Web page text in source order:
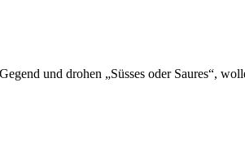
und drohen „Süsses oder Saures“,